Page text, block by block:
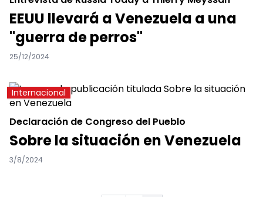
EEUU llevará a Venezuela a una
"guerra de perros"
25/12/2024
Internacional
Declaración de Congreso del Pueblo
Sobre la situación en Venezuela
3/8/2024